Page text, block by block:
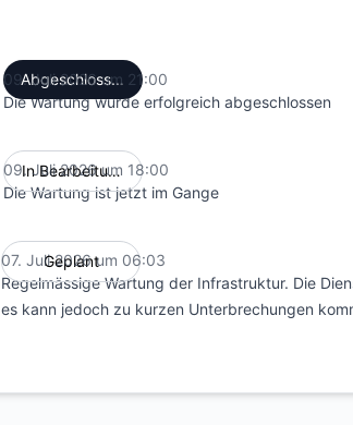
Abgeschlossen
09. Juli 2026 um 21:00
Die Wartung wurde erfolgreich abgeschlossen
In Bearbeitung
09. Juli 2026 um 18:00
Die Wartung ist jetzt im Gange
Geplant
07. Juli 2026 um 06:03
Regelmässige Wartung der Infrastruktur. Die
es kann jedoch zu kurzen Unterbrechungen